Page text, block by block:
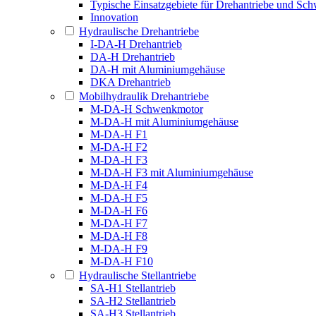
Typische Einsatzgebiete für Drehantriebe und
Innovation
Hydraulische Drehantriebe
I-DA-H Drehantrieb
DA-H Drehantrieb
DA-H mit Aluminiumgehäuse
DKA Drehantrieb
Mobilhydraulik Drehantriebe
M-DA-H Schwenkmotor
M-DA-H mit Aluminiumgehäuse
M-DA-H F1
M-DA-H F2
M-DA-H F3
M-DA-H F3 mit Aluminiumgehäuse
M-DA-H F4
M-DA-H F5
M-DA-H F6
M-DA-H F7
M-DA-H F8
M-DA-H F9
M-DA-H F10
Hydraulische Stellantriebe
SA-H1 Stellantrieb
SA-H2 Stellantrieb
SA-H3 Stellantrieb